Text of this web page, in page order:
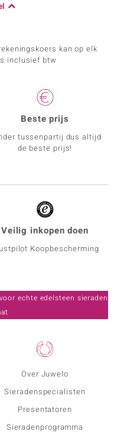
kan op elk
inclusief btw
Over Juwelo
Sieradenspecialisten
Presentatoren
Sieradenprogramma
Beste prijs
tussenpartij dus altijd
de beste prijs!
Veilig inkopen doen
Koopbescherming
echte edelsteen sieraden